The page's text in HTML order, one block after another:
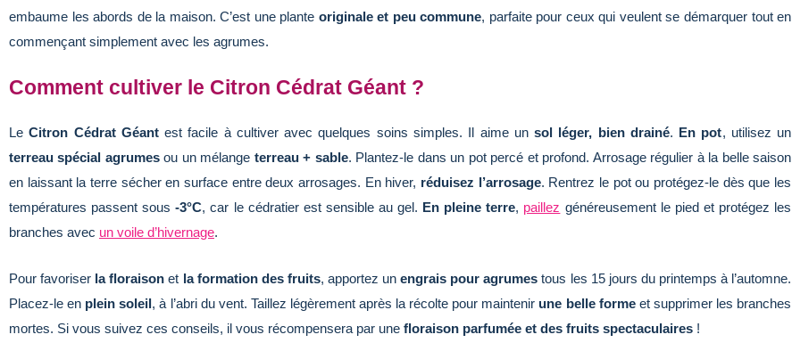
embaume les abords de la maison. C’est une plante originale et peu commune, parfaite pour ceux qui veulent se démarquer tout en
commençant simplement avec les agrumes.
Comment cultiver le Citron Cédrat Géant ?
LeCitron Cédrat Géantest facile à cultiver avec quelques soins simples. Il aime unsol léger, bien drainé. En pot, utilisez un
terreau spécial agrumesou un mélange terreau + sable. Plantez-le dans un pot percé et profond. Arrosage régulier à la belle saison
en laissant la terre sécher en surface entre deux arrosages. En hiver, réduisez l’arrosage. Rentrez le pot ou protégez-le dès que les
températures passent sous-3°C, car le cédratier est sensible au gel. En pleine terre, paillez généreusement le pied et protégez les
branches avec un voile d’hivernage.
Pour favoriser la floraison et la formation des fruits, apportez unengrais pour agrumes tous les 15 jours du printemps à l’automne.
Placez-le en plein soleil, à l’abri du vent. Taillez légèrement après la récolte pour maintenir une belle formeet supprimer les branches
mortes. Si vous suivez ces conseils, il vous récompensera par une floraison parfumée et des fruits spectaculaires !